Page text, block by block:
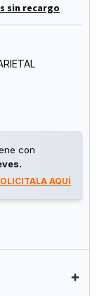
sin recargo
con
AQUÍ